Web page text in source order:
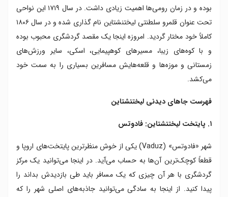
۷. لذت های خوشمزه در تریزنبرگ
۸. کوهپیمایی در مسیر تاریخی اشنربرگ
۹. تفریحات زمستانی در مالبون
۱۰. قلعه شلنبرگ
بوده و در زمان رومی‌ها اهمیت زیادی داشت. در سال ۱۷۱۹ این نواحی
تحت عنوان قلمرو سلطنتی لیختنشتاین نام گذاری شده و در سال ۱۸۰۶
کاملاً خود مختار گردید. امروزه اینجا یک مقصد گردشگری محبوب بوده
و با کوه‌های زیبا، مسیرهای کوهپیمایی، اسکی، سایر ورزش‌های
زمستانی و موزه‌ها و قلعه‌هایش مسافرین بسیاری را به سمت خود
می‌کشد.
فهرست جاهای دیدنی لیختنشتاین
۱. پایتخت لیختنشتاین: فادوتس
شهر «فادوتس» (Vaduz) یکی از خوش منظرترین پایتخت‌های اروپا و
قطعاً کوچک‌ترین آن‌ها به حساب می‌آید. در اینجا می‌توانید یک مرکز
گردشگری با هر آن چیزی که یک مسافر باید طی بازدیدش بداند را
پیدا کنید. از اینجا به سادگی می‌توانید جاذبه‌های اصلی شهر را که